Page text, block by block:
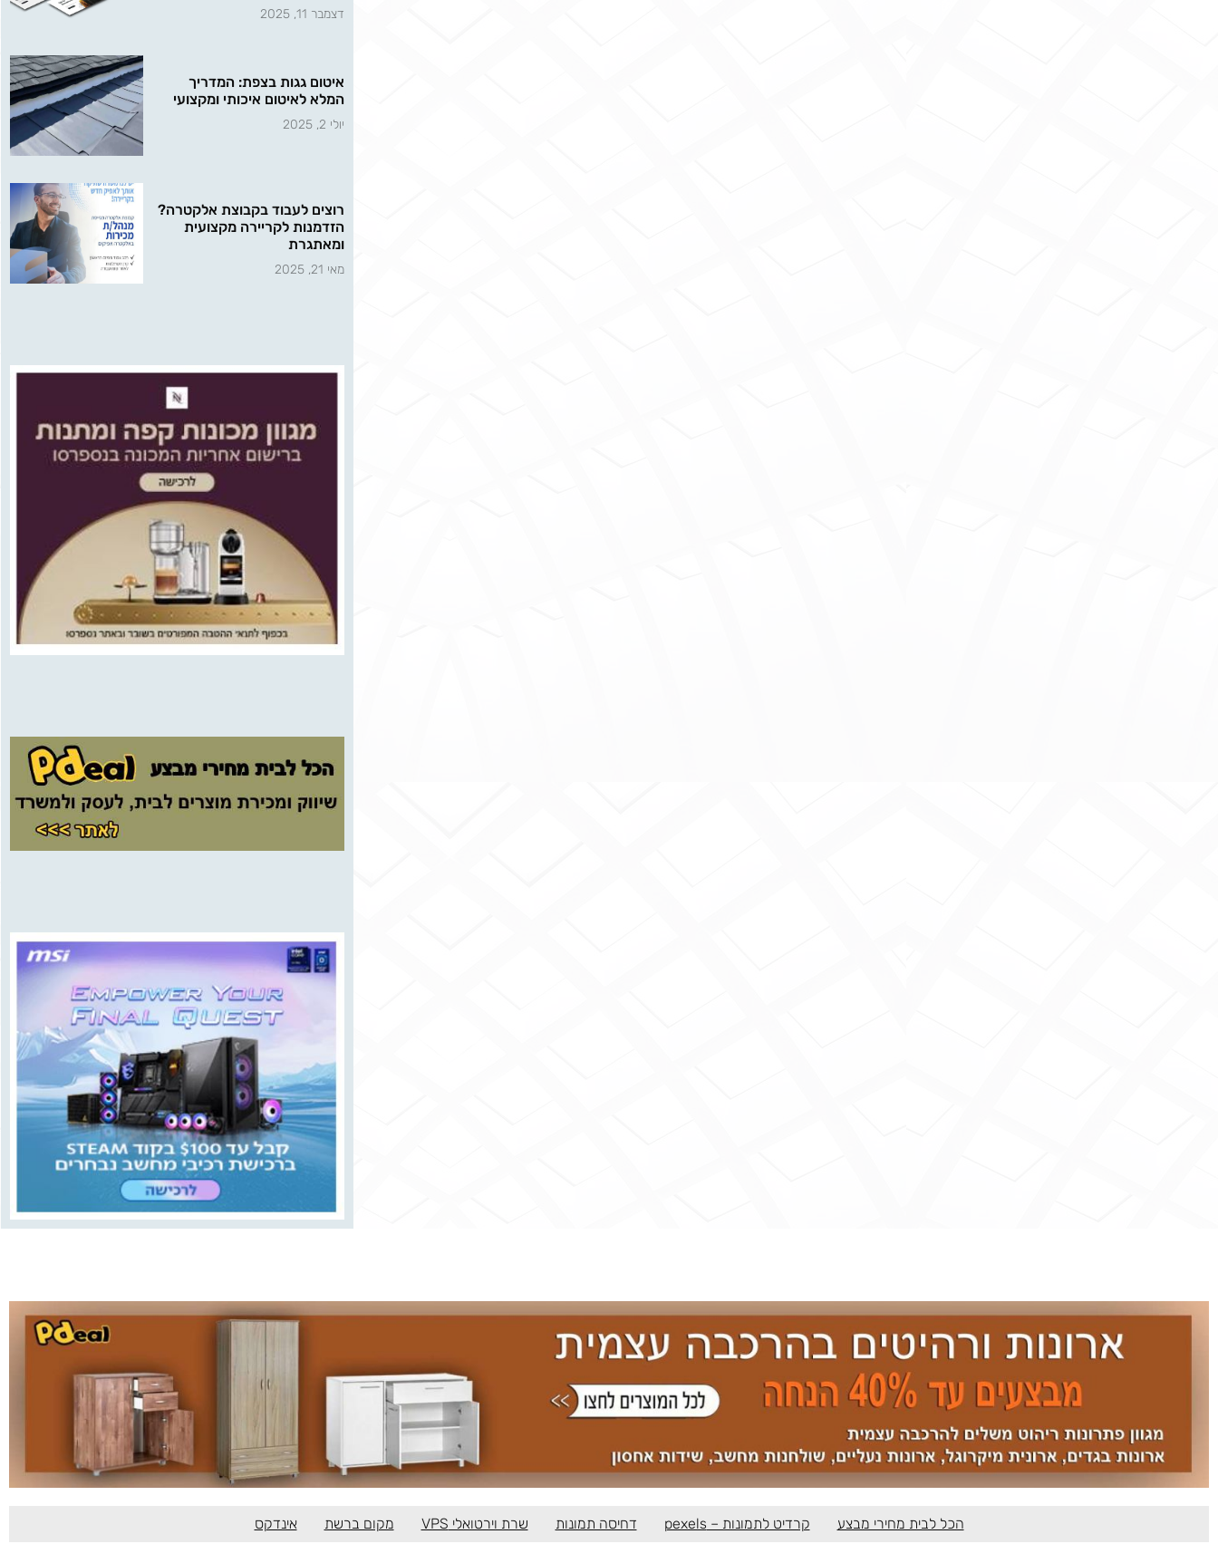
דצמבר 11, 2025
איטום גגות בצפת: המדריך
המלא לאיטום איכותי ומקצועי
יולי 2, 2025
רוצים לעבוד בקבוצת אלקטרה?
הזדמנות לקריירה מקצועית
ומאתגרת
מאי 21, 2025
הכל לבית מחירי מבצע קרדיט לתמונות – pexels דחיסה תמונות שרת וירטואלי VPS מקום ברשת אינדקס